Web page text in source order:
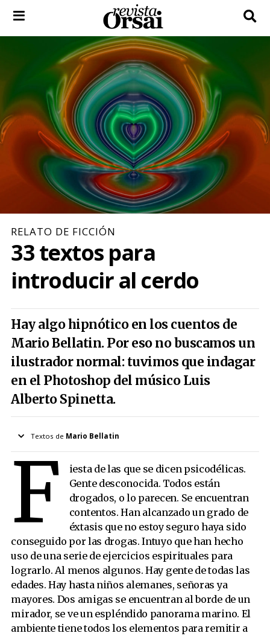
RELATO DE FICCIÓN
33 textos para
introducir al cerdo
Hay algo hipnótico en los cuentos de
Mario Bellatin. Por eso no buscamos un
ilustrador normal: tuvimos que indagar
en el Photoshop del músico Luis
Alberto Spinetta.
Textos de Mario Bellatin
F
iesta de las que se dicen psicodélicas.
Gente desconocida. Todos están
drogados, o lo parecen. Se encuentran
contentos. Han alcanzado un grado de
éxtasis que no estoy seguro haya sido
conseguido por las drogas. Intuyo que han hecho
uso de una serie de ejercicios espirituales para
lograrlo. Al menos algunos. Hay gente de todas las
edades. Hay hasta niños alemanes, señoras ya
mayores. Dos amigas se encuentran al borde de un
mirador, se ve un espléndido panorama marino. El
ambiente tiene todos los elementos para remitir a